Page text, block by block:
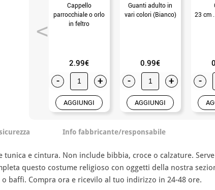
Cappello
parrocchiale o orlo
in feltro
2.99€
- +
AGGIUNGI
Guanti adulto in
vari colori (Bianco)
0.99€
- +
AGGIUNGI
23 cm
-
Info fabbricante/responsabile
e cintura. Non include bibbia, croce o calzature.
questo costume religioso con oggetti della nostra
baffi. Compra ora e ricevilo al tuo indirizzo in 24-48 ore.